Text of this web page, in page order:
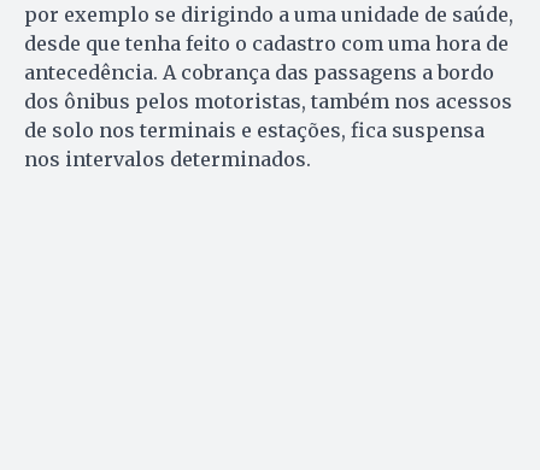
por exemplo se dirigindo a uma unidade de saúde,
desde que tenha feito o cadastro com uma hora de
antecedência. A cobrança das passagens a bordo
dos ônibus pelos motoristas, também nos acessos
de solo nos terminais e estações, fica suspensa
nos intervalos determinados.